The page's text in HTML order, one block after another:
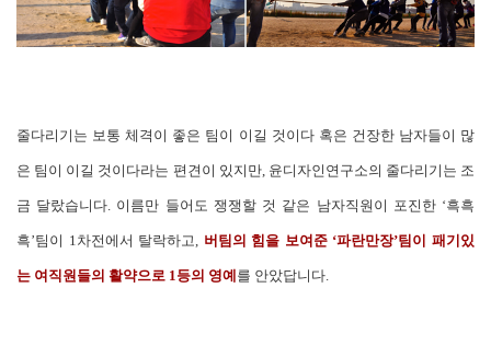
줄다리기는 보통 체격이 좋은 팀이 이길 것이다 혹은 건장한 남자들이 많
은 팀이 이길 것이다라는 편견이 있지만, 윤디자인연구소의 줄다리기는 조
금 달랐습니다. 이름만 들어도 쟁쟁할 것 같은 남자직원이 포진한 ‘흑흑
흑’팀이 1차전에서 탈락하고, 버팀의 힘을 보여준 ‘파란만장’팀이 패기있
는 여직원들의 활약으로 1등의 영예 를 안았답니다.